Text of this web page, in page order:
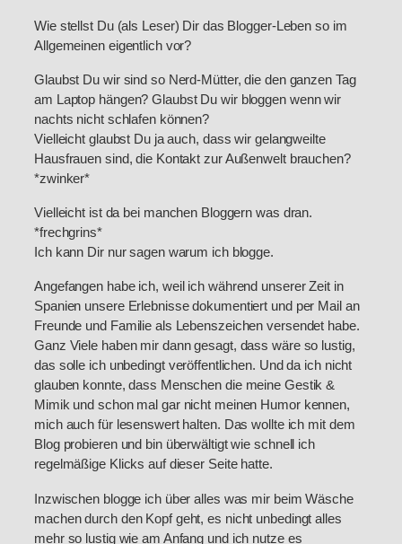
Wie stellst Du (als Leser) Dir das Blogger-Leben so im
Allgemeinen eigentlich vor?
Glaubst Du wir sind so Nerd-Mütter, die den ganzen Tag
am Laptop hängen? Glaubst Du wir bloggen wenn wir
nachts nicht schlafen können?
Vielleicht glaubst Du ja auch, dass wir gelangweilte
Hausfrauen sind, die Kontakt zur Außenwelt brauchen?
*zwinker*
Vielleicht ist da bei manchen Bloggern was dran.
*frechgrins*
Ich kann Dir nur sagen warum ich blogge.
Angefangen habe ich, weil ich während unserer Zeit in
Spanien unsere Erlebnisse dokumentiert und per Mail an
Freunde und Familie als Lebenszeichen versendet habe.
Ganz Viele haben mir dann gesagt, dass wäre so lustig,
das solle ich unbedingt veröffentlichen. Und da ich nicht
glauben konnte, dass Menschen die meine Gestik &
Mimik und schon mal gar nicht meinen Humor kennen,
mich auch für lesenswert halten. Das wollte ich mit dem
Blog probieren und bin überwältigt wie schnell ich
regelmäßige Klicks auf dieser Seite hatte.
Inzwischen blogge ich über alles was mir beim Wäsche
machen durch den Kopf geht, es nicht unbedingt alles
mehr so lustig wie am Anfang und ich nutze es